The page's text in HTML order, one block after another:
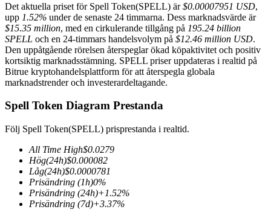
TradFi
Derivat för aktier, valuta, ädelmetaller och råvaror
Det aktuella priset för Spell Token(SPELL) är$0.00007951 USD,
upp 1.52% under de senaste 24 timmarna. Dess marknadsvärde är
$15.35 million, med en cirkulerande tillgång på 195.24 billion
SPELL och en 24-timmars handelsvolym på $12.46 million USD.
Den uppåtgående rörelsen återspeglar ökad köpaktivitet och positiv
kortsiktig marknadsstämning. SPELL priser uppdateras i realtid på
Bitrue kryptohandelsplattform för att återspegla globala
marknadstrender och investerardeltagande.
Spell Token Diagram Prestanda
Följ Spell Token(SPELL) prisprestanda i realtid.
All Time High$0.0279
Hög(24h)$0.000082
Låg(24h)$0.0000781
Prisändring (1h)0%
Prisändring (24h)+1.52%
Prisändring (7d)+3.37%